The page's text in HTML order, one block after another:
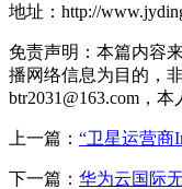
地址：http://
免责声明：本篇内容
播网络信息为目的，
btr2031@163.com，本
上一篇： “卫星运营商
下一篇： 华为云国际